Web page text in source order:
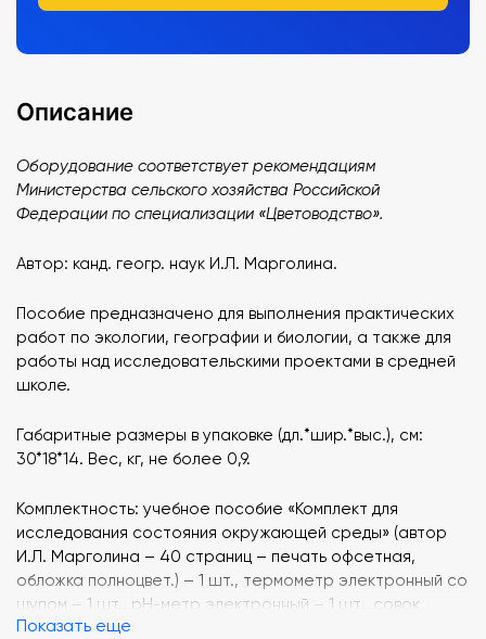
Описание
Оборудование соответствует рекомендациям
Министерства сельского хозяйства Российской
Федерации по специализации «Цветоводство».
Автор: канд. геогр. наук И.Л. Марголина.
Пособие предназначено для выполнения практических
работ по экологии, географии и биологии, а также для
работы над исследовательскими проектами в средней
школе.
Габаритные размеры в упаковке (дл.*шир.*выс.), см:
30*18*14. Вес, кг, не более 0,9.
Комплектность: учебное пособие «Комплект для
исследования состояния окружающей среды» (автор
И.Л. Марголина – 40 страниц – печать офсетная,
обложка полноцвет.) – 1 шт., термометр электронный со
щупом – 1 шт., рН-метр электронный – 1 шт., совок
металлический – 1 шт., пакеты-зип 150*200 мм – 10 шт.,
Показать еще